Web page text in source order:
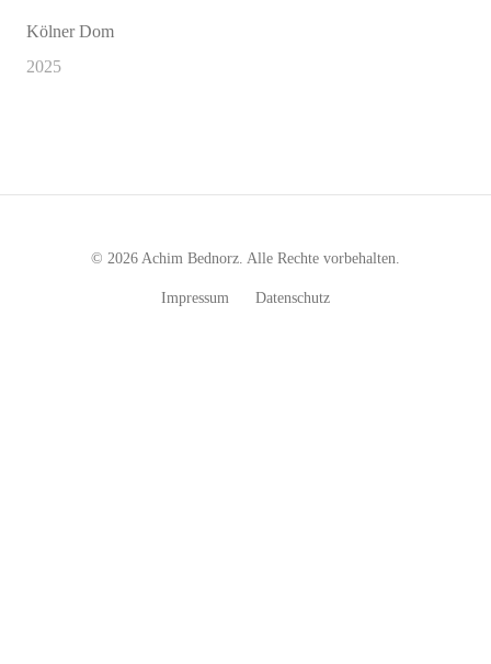
Kölner Dom
2025
© 2026 Achim Bednorz. Alle Rechte vorbehalten.
Impressum Datenschutz